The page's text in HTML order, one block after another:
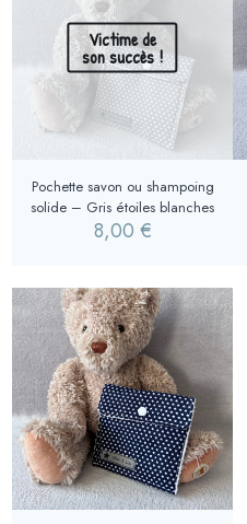
Victime de
son succès !
Pochette savon ou shampoing
solide – Gris étoiles blanches
8,00 €